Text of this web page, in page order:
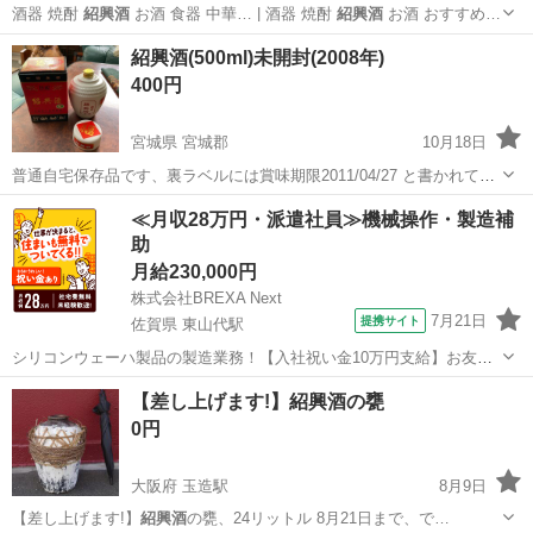
酒器 焼酎 紹興酒 お酒 食器 中華… | 酒器 焼酎 紹興酒 お酒 おすすめ…
東京 板橋区 西高島平駅 食器 紹興酒
紹興酒(500ml)未開封(2008年)
400円
宮城県 宮城郡
10月18日
普通自宅保存品です、裏ラベルには賞味期限2011/04/27 と書かれてま
す。 状態は画像見て確認願います。
宮城 宮城郡 食品 紹興酒
≪月収28万円・派遣社員≫機械操作・製造補
助
月給230,000円
株式会社BREXA Next
佐賀県 東山代駅
提携サイト 7月21日
シリコンウェーハ製品の製造業務！【入社祝い金10万円支給】お友達
やカップルとの応募OK◎年間休日129日＆休出なしでプライベート充
実♪業務はクリーンルームで快適作業◎自社正社員登用制度あり★1食
300円～の格安食堂あり！《佐...
佐賀 伊万里市 東山代駅 その他
【差し上げます!】紹興酒の甕
0円
大阪府 玉造駅
8月9日
【差し上げます!】 紹興酒の甕、24リットル 8月21日まで、で…